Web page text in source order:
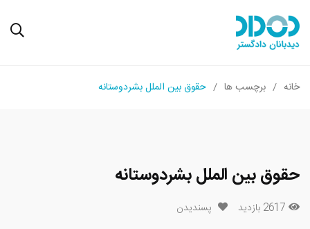
خانه برچسب ها حقوق بین الملل بشردوستانه
حقوق بین الملل بشردوستانه
2617 بازدید پسندیدن